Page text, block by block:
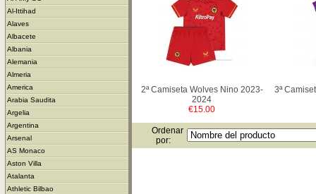
Al-Ittihad
Alaves
Albacete
Albania
Alemania
Almeria
America
Arabia Saudita
Argelia
Argentina
Arsenal
AS Monaco
Aston Villa
Atalanta
Athletic Bilbao
2ª Camiseta Wolves Nino 2023-
2024
€15.00
3ª
Ordenar
por: